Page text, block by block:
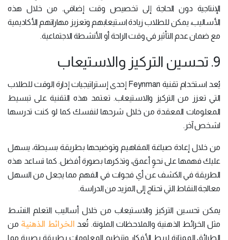
الإنتاجية دون الحاجة إلى تخصيص وقت إضافي. من خلال هذه
الأساليب، يمكن للطلاب زيادة استيعابهم وتعزيز مهاراتهم الأكاديمية
مع ضمان عدم التأثير في وقت الراحة أو الأنشطة الاجتماعية.
9. تحسين التركيز والاستيعاب
يُعد استخدام تقنية Feynman إحدى إستراتيجيات إدارة الوقت للطلاب
التي تعزز من التركيز والاستيعاب. تعتمد هذه التقنية على تبسيط
المعلومات المعقدة من خلال شرحها لنفسك كما لو كنت تدرسها
لشخص آخر.
من خلال إعادة صياغة المفاهيم وتوضيحها بطريقة بسيطة، يسهل
عليك فهمها على نحوٍ أعمق، وتذكرها بصورة أفضل. كما تساعد هذه
الطريقة في الكشف عن أي فجوات في الفهم مما يجعل من السهل
معالجة النقاط التي تحتاج إلى المزيد من الدراسة.
يمكن تحسين التركيز والاستيعاب من خلال أساليب التعلم النشط
مثل الخرائط الذهنية والملاحظات الملونة. تُعد الخرائط الذهنية من
الطرائق الممتازة لربط الأفكار وتنظيم المعلومات بطريقة بصرية مما